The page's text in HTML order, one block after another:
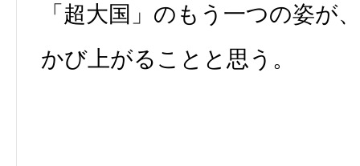
「超大国」のもう一つの姿が
かび上がることと思う。